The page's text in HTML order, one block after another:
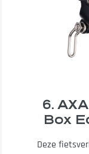
6.
Box
Deze